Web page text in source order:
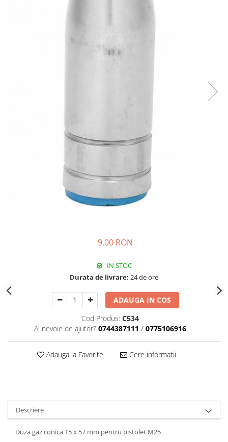
9,00 RON
IN STOC
Durata de livrare: 24 de ore
ADAUGA IN COS
Cod Produs: C534
Ai nevoie de ajutor? 0744387111 / 0775106916
Adauga la Favorite Cere informatii
Descriere
Duza gaz conica 15 x 57 mm pentru pistolet M25